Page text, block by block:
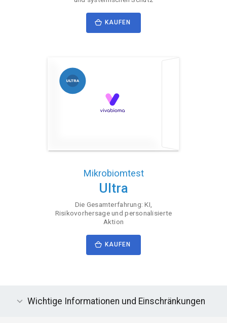
KAUFEN
Mikrobiomtest
Ultra
Die Gesamterfahrung: KI,
Risikovorhersage und personalisierte
Aktion
KAUFEN
Wichtige Informationen und Einschränkungen